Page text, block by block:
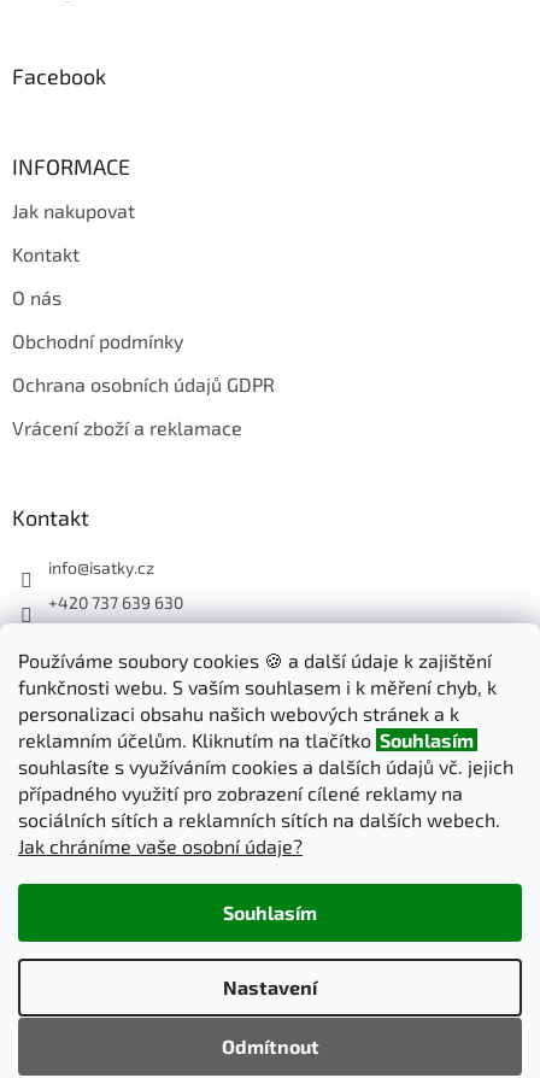
Používáme soubory cookies 🍪 a další údaje k zajištění
funkčnosti webu. S vaším souhlasem i k měření chyb, k
personalizaci obsahu našich webových stránek a k
reklamním účelům. Kliknutím na tlačítko Souhlasím
souhlasíte s využíváním cookies a dalších údajů vč. jejich
případného využití pro zobrazení cílené reklamy na
sociálních sítích a reklamních sítích na dalších webech.
Jak chráníme vaše osobní údaje?
Nastavení
Odmítnout
Souhlasím
Facebook
INFORMACE
Jak nakupovat
Kontakt
O nás
Obchodní podmínky
Ochrana osobních údajů GDPR
Vrácení zboží a reklamace
Kontakt
info@isatky.cz
+420 737 639 630
isatky_cz
Odebírat newsletter
PŘIHLÁSIT
nastavení cookies